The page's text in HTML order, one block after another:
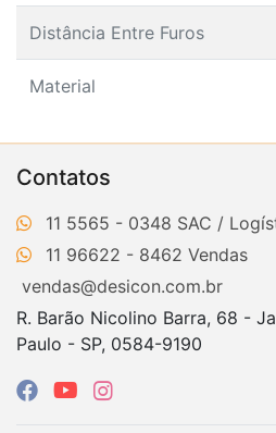
Distância Entre Furos
Material
Contatos
11 5565 - 0348
11 96622 - 8462
vendas@desicon.com.br
R. Barão Nicolino Barra, 68 -
Paulo - SP, 0584-9190